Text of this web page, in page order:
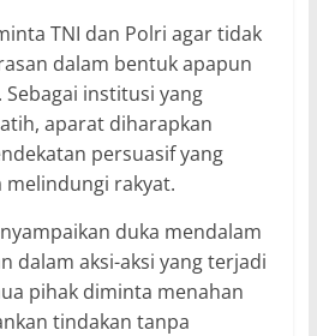
TNI dan Polri agar tidak
dalam bentuk apapun
institusi yang
aparat diharapkan
persuasif yang
melindungi rakyat.
duka mendalam
dalam aksi-aksi yang terjadi
pihak diminta menahan
tindakan tanpa